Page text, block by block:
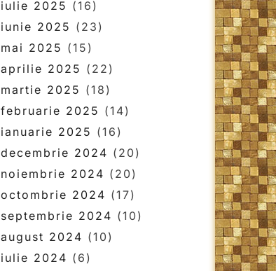
iulie 2025 (16)
iunie 2025 (23)
mai 2025 (15)
aprilie 2025 (22)
martie 2025 (18)
februarie 2025 (14)
ianuarie 2025 (16)
decembrie 2024 (20)
noiembrie 2024 (20)
octombrie 2024 (17)
septembrie 2024 (10)
august 2024 (10)
iulie 2024 (6)